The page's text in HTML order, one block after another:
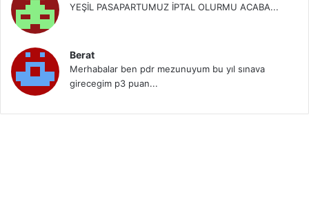
YEŞİL PASAPARTUMUZ İPTAL OLURMU ACABA...
Berat
Merhabalar ben pdr mezunuyum bu yıl sınava
girecegim p3 puan...